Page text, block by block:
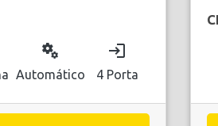
miscellaneous_services
Automático
login
4 Porta